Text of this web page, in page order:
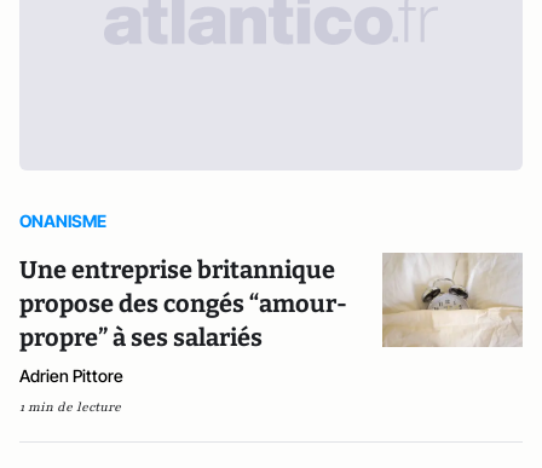
ONANISME
Une entreprise britannique
propose des congés “amour-
propre” à ses salariés
Adrien Pittore
1 min de lecture